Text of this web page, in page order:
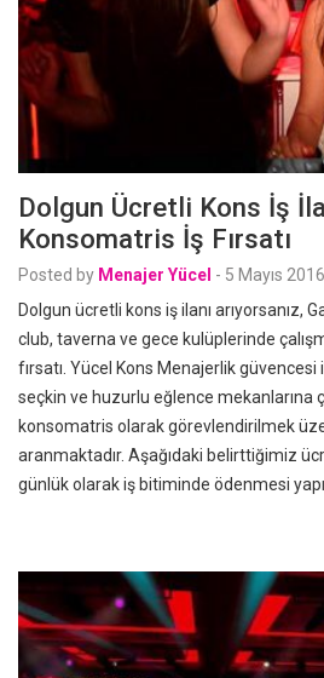
Dolgun Ücretli Kons İş
Konsomatris İş Fırsatı
Posted by Menajer Yücel - 5 Mayıs 2016
Dolgun ücretli kons iş ilanı arıyorsanız,
club, taverna ve gece kulüplerinde
fırsatı. Yücel Kons Menajerlik
seçkin ve huzurlu eğlence mekanlarına
konsomatris olarak görevlendirilmek
aranmaktadır. Aşağıdaki belirttiğimiz
günlük olarak iş bitiminde ödenmesi